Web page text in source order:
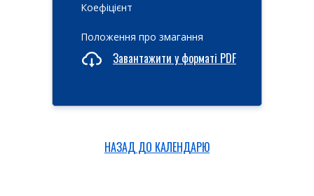
Коефіцієнт
Положення про змагання
Завантажити у форматі PDF
НАЗАД ДО КАЛЕНДАРЮ